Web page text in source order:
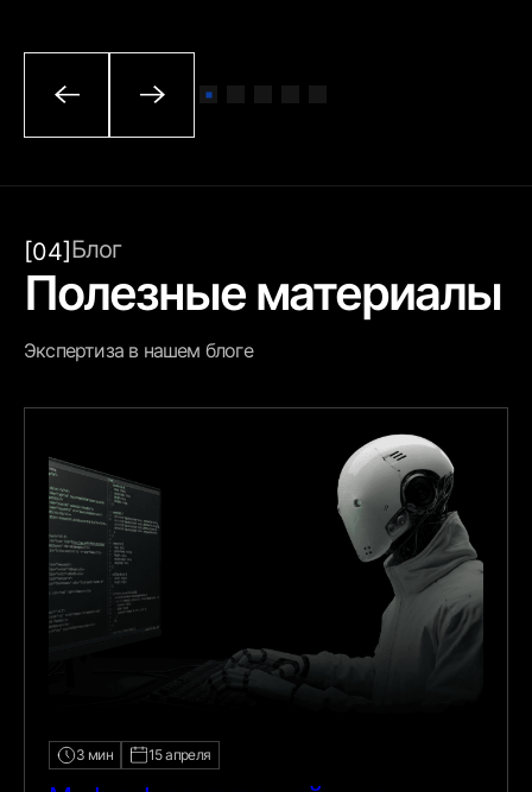
[04]Блог
Полезные материалы
Экспертиза в нашем блоге
3 мин 15 апреля